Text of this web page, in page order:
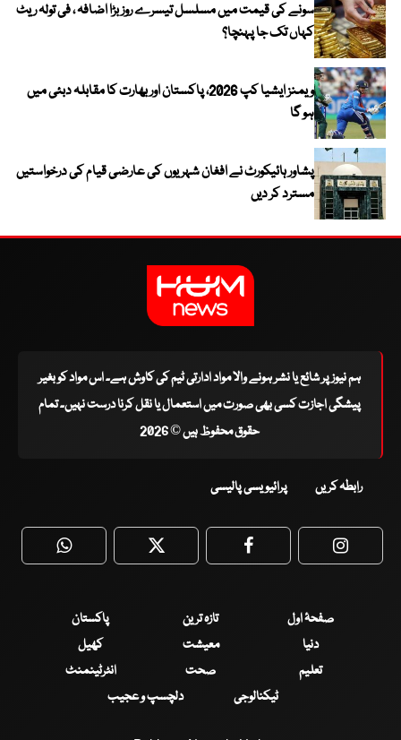
سونے کی قیمت میں مسلسل تیسرے روز بڑا اضافہ ، فی تولہ ریٹ
کہاں تک جا پہنچا؟
ویمنز ایشیا کپ 2026، پاکستان اور بھارت کا مقابلہ دبئی میں
ہو گا
پشاور ہائیکورٹ نے افغان شہریوں کی عارضی قیام کی درخواستیں
مسترد کر دیں
ہم نیوز پر شائع یا نشر ہونے والا مواد ادارتی ٹیم کی کاوش ہے۔ اس مواد کو بغیر
پیشگی اجازت کسی بھی صورت میں استعمال یا نقل کرنا درست نہیں۔ تمام
حقوق محفوظ ہیں © 2026
رابطہ کریں پرائیویسی پالیسی
WhatsApp Twitter Facebook
صفحۂ اول تازہ ترین
پاکستان
دنیا
معیشت
کھیل
تعلیم
صحت
انٹرٹینمنٹ
ٹیکنالوجی
دلچسپ و عجیب